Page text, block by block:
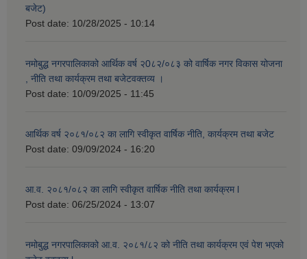
बजेट)
Post date: 10/28/2025 - 10:14
नमोबुद्ध नगरपालिकाको आर्थिक वर्ष २0८२/०८३ को वार्षिक नगर विकास योजना
, नीति तथा कार्यक्रम तथा बजेटवक्तव्य ।
Post date: 10/09/2025 - 11:45
आर्थिक वर्ष २०८१/०८२ का लागि स्वीकृत वार्षिक नीति, कार्यक्रम तथा बजेट
Post date: 09/09/2024 - 16:20
आ.व. २०८१/०८२ का लागि स्वीकृत वार्षिक नीति तथा कार्यक्रम l
Post date: 06/25/2024 - 13:07
नमोबुद्ध नगरपालिकाको आ‍.व. २०८१/८२ को नीति तथा कार्यक्रम एवं पेश भएको